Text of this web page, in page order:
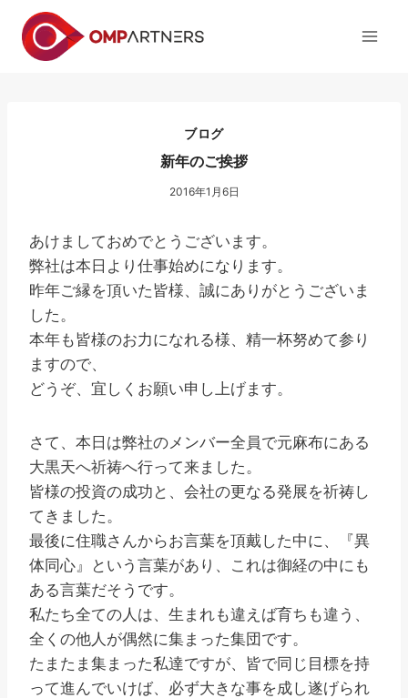
ブログ
新年のご挨拶
2016年1月6日
あけましておめでとうございます。
弊社は本日より仕事始めになります。
昨年ご縁を頂いた皆様、誠にありがとうございま
した。
本年も皆様のお力になれる様、精一杯努めて参り
ますので、
どうぞ、宜しくお願い申し上げます。
さて、本日は弊社のメンバー全員で元麻布にある
大黒天へ祈祷へ行って来ました。
皆様の投資の成功と、会社の更なる発展を祈祷し
てきました。
最後に住職さんからお言葉を頂戴した中に、『異
体同心』という言葉があり、これは御経の中にも
ある言葉だそうです。
私たち全ての人は、生まれも違えば育ちも違う、
全くの他人が偶然に集まった集団です。
たまたま集まった私達ですが、皆で同じ目標を持
って進んでいけば、必ず大きな事を成し遂げられ